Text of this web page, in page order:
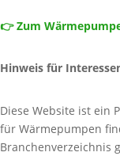
👉 Zum
Hinweis für
Diese Website ist ein
für Wärmepumpen
Branchenverzeichnis